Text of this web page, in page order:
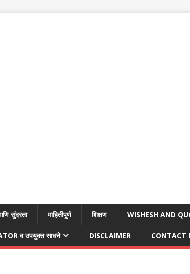
सुंदरता माहितीपूर्ण शिक्षण WISHESH AND
व उपयुक्त साधने DISCLAIMER CONTACT